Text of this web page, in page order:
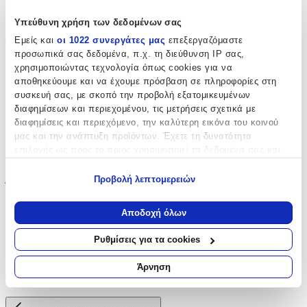
Υπεύθυνη χρήση των δεδομένων σας
Εμείς και οι 1022 συνεργάτες μας επεξεργαζόμαστε
προσωπικά σας δεδομένα, π.χ. τη διεύθυνση IP σας,
χρησιμοποιώντας τεχνολογία όπως cookies για να
αποθηκεύουμε και να έχουμε πρόσβαση σε πληροφορίες στη
συσκευή σας, με σκοπό την προβολή εξατομικευμένων
διαφημίσεων και περιεχομένου, τις μετρήσεις σχετικά με
διαφημίσεις και περιεχόμενο, την καλύτερη εικόνα του κοινού
μας και την ανάπτυξη προϊόντων. Έχετε τη δυνατότητα
Να συλλέξουμε πληροφορίες σχετικά με τη γεωγραφική
σας τοποθεσία, οι οποίες μπορεί να είναι ακριβείς σε
απόσταση μερικών μέτρων
Να αναγνωρίσουμε τη συσκευή σας σαρώνοντας ενεργά
για συγκεκριμένα χαρακτηριστικά (δακτυλικό αποτύπωμα)
Μάθετε περισσότερα σχετικά με τον τρόπο επεξεργασίας των
προσωπικών σας δεδομένων και καθορίστε τις προτιμήσεις σας
Προβολή λεπτομερειών
Αποδοχή όλων
Ρυθμίσεις για τα cookies
Άρνηση
Χαρακτηριστικά
Τύπος:
Κλειδοθήκη
Κατασκευαστής :
Beverly Hills Polo Club
Μοντέλο Συσκευής:
Galaxy A13 4G
Έξτρα Χαρακτηριστικά:
Αξιολογήσεις
Προς το παρόν δεν υπάρχουν άλλες αξιολογήσεις. Όταν
προστεθούν, θα εμφανιστούν εδώ.